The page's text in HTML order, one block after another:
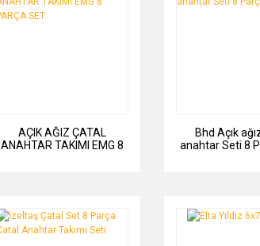
AÇIK AĞIZ ÇATAL
ANAHTAR TAKIMI EMG 8
Bhd Açık
anahtar Seti 8